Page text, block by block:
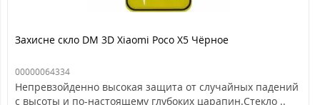
Захисне скло DM 3D Xiaomi Poco X5 Чёрное
00000064334
Непревзойденно высокая защита от случайных падений
с высоты и по-настоящему глубоких царапин.Стекло ..